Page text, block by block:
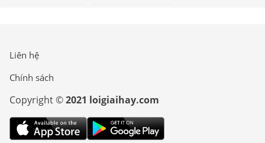
Liên hệ
Chính sách
Copyright ©2021 loigiaihay.com